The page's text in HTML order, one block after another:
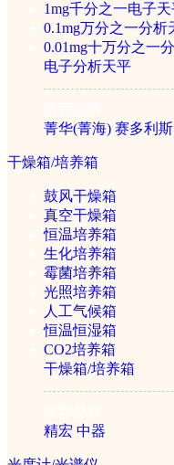
1mg千分之一电子
0.1mg万分之一分析
0.01mg十万分之一
电子分析天平
菁华(菁海) 赛多利斯
干燥箱/培养箱
鼓风干燥箱
真空干燥箱
恒温培养箱
生化培养箱
霉菌培养箱
光照培养箱
人工气候箱
恒温恒湿箱
CO2培养箱
干燥箱/培养箱
精宏 中器
试剂盒
水质检测试剂盒
免疫亲和柱
标准品
霉菌毒素标准品
培养基